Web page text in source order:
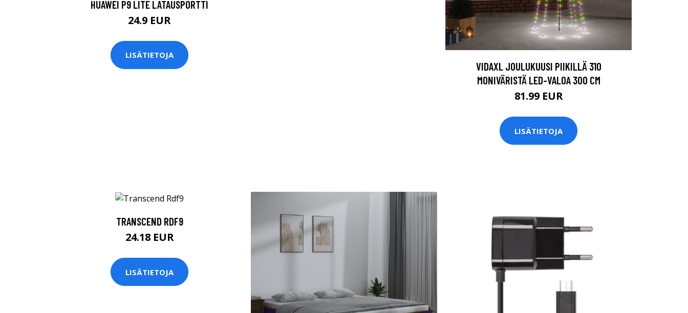
HUAWEI P9 LITE LATAUSPORTTI
24.9 EUR
LISÄTIETOJA
VIDAXL JOULUKUUSI PIIKILLÄ 310
MONIVÄRISTÄ LED-VALOA 300 CM
81.99 EUR
LISÄTIETOJA
TRANSCEND RDF9
24.18 EUR
LISÄTIETOJA